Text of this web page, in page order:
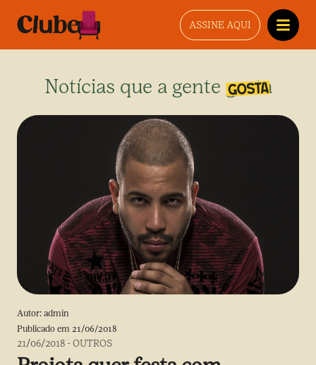
ASSINE AQUI
Notícias que a gente gosta
Autor: admin
Publicado em 21/06/2018
21/06/2018 -OUTROS